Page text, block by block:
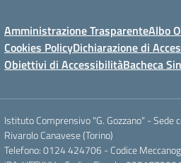
Amministrazione TrasparenteAlbo
Cookies PolicyDichiarazione di
Obiettivi di AccessibilitàBacheca
Istituto Comprensivo "G. Gozzano" -
Rivarolo Canavese (Torino)
Telefono: 0124 424706 - Codice